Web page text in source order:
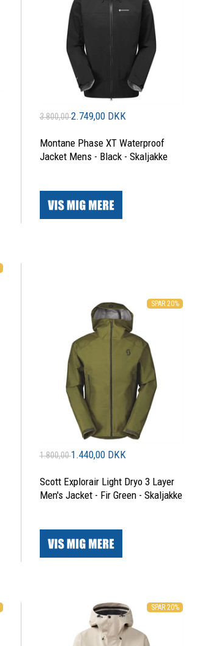
3.800,002.749,00 DKK
Montane Phase XT Waterproof
Jacket Mens - Black - Skaljakke
SPAR 20%
1.800,001.440,00 DKK
Scott Explorair Light Dryo 3 Layer
Men's Jacket - Fir Green - Skaljakke
SPAR 20%